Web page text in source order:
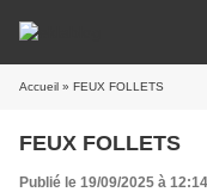
Accueil » FEUX FOLLETS
FEUX FOLLETS
Publié le 19/09/2025 à 12:14